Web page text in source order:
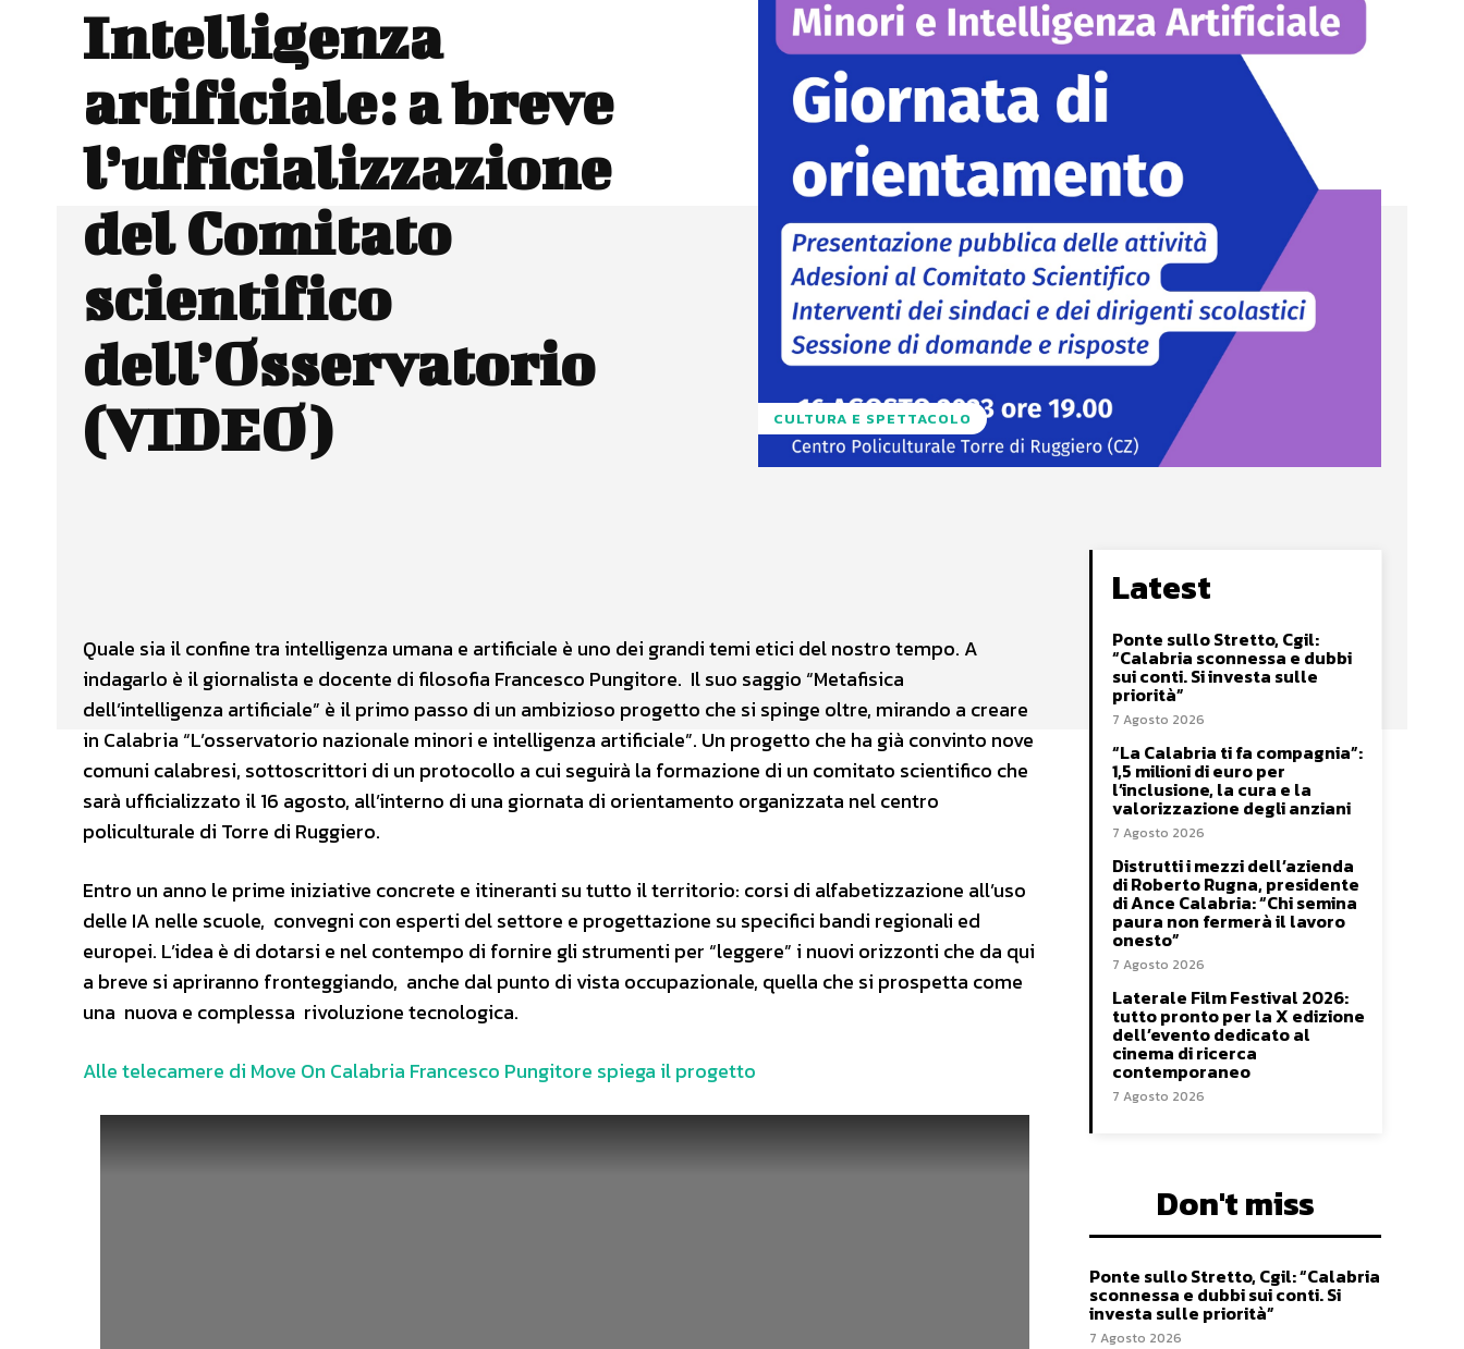
Intelligenza
artificiale: a breve
l’ufficializzazione
del Comitato
scientifico
dell’Osservatorio
(VIDEO)
CULTURA E SPETTACOLO
Quale sia il confine tra intelligenza umana e artificiale è uno dei grandi temi etici del nostro tempo. A
indagarlo è il giornalista e docente di filosofia Francesco Pungitore. Il suo saggio “Metafisica
dell’intelligenza artificiale” è il primo passo di un ambizioso progetto che si spinge oltre, mirando a creare
in Calabria “L’osservatorio nazionale minori e intelligenza artificiale”. Un progetto che ha già convinto nove
comuni calabresi, sottoscrittori di un protocollo a cui seguirà la formazione di un comitato scientifico che
sarà ufficializzato il 16 agosto, all’interno di una giornata di orientamento organizzata nel centro
policulturale di Torre di Ruggiero.
Entro un anno le prime iniziative concrete e itineranti su tutto il territorio: corsi di alfabetizzazione all’uso
delle IA nelle scuole, convegni con esperti del settore e progettazione su specifici bandi regionali ed
europei. L’idea è di dotarsi e nel contempo di fornire gli strumenti per “leggere” i nuovi orizzonti che da qui
a breve si apriranno fronteggiando, anche dal punto di vista occupazionale, quella che si prospetta come
una nuova e complessa rivoluzione tecnologica.
Alle telecamere di Move On Calabria Francesco Pungitore spiega il progetto
Latest
Ponte sullo Stretto, Cgil:
“Calabria sconnessa e dubbi
sui conti. Si investa sulle
priorità”
7 Agosto 2026
“La Calabria ti fa compagnia”:
1,5 milioni di euro per
l’inclusione, la cura e la
valorizzazione degli anziani
7 Agosto 2026
Distrutti i mezzi dell’azienda
di Roberto Rugna, presidente
di Ance Calabria: “Chi semina
paura non fermerà il lavoro
onesto”
7 Agosto 2026
Laterale Film Festival 2026:
tutto pronto per la X edizione
dell’evento dedicato al
cinema di ricerca
contemporaneo
7 Agosto 2026
Don't miss
Ponte sullo Stretto, Cgil: “Calabria
sconnessa e dubbi sui conti. Si
investa sulle priorità”
7 Agosto 2026